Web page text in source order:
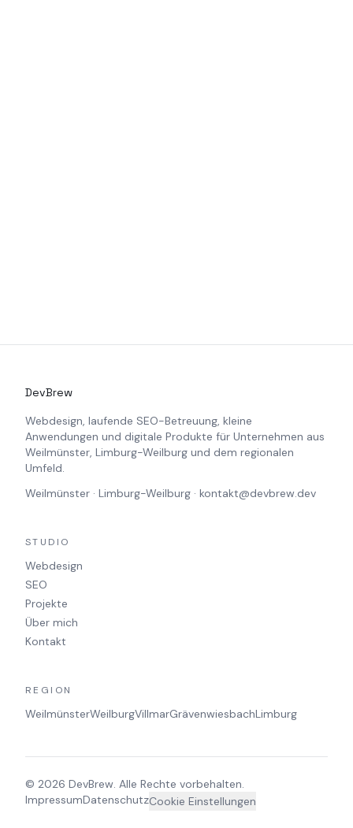
DevBrew
Webdesign, laufende SEO-Betreuung, kleine
Anwendungen und digitale Produkte für Unternehmen aus
Weilmünster, Limburg-Weilburg und dem regionalen
Umfeld.
Weilmünster · Limburg-Weilburg · kontakt@devbrew.dev
STUDIO
Webdesign
SEO
Projekte
Über mich
Kontakt
REGION
WeilmünsterWeilburgVillmarGrävenwiesbachLimburg
© 2026 DevBrew. Alle Rechte vorbehalten.
ImpressumDatenschutzCookie Einstellungen